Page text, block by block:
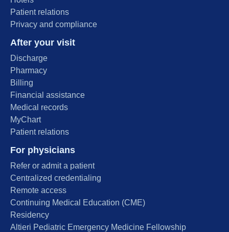
Patient relations
Privacy and compliance
After your visit
Discharge
Pharmacy
Billing
Financial assistance
Medical records
MyChart
Patient relations
For physicians
Refer or admit a patient
Centralized credentialing
Remote access
Continuing Medical Education (CME)
Residency
Altieri Pediatric Emergency Medicine Fellowship